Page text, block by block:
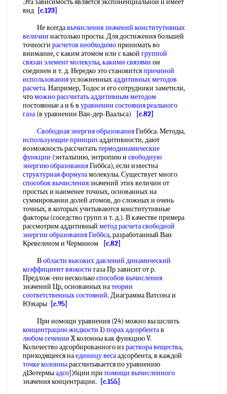
Эта зависимость является экспоненциальной и имеет
вид [c.123]
Не всегдавычисления значений конститутивных
величин настолько просты. Для достижения большей
точносги расчетов необходимопринимать во
внимание, с каким атомом или с какой группой
связан элемент молекулы,какими связями он
соединен и т. д. Нередко это становитсяпричиной
использованияусложненныхаддитивных методов
расчета. Например, Тодос и его сотрудники заметили,
чтоможно рассчитатьаддитивным методом
постоянные а и 6 в уравнении состояния реального
газа (в уравнении Ван-дер-Ваальса)
[c.82]
Свободная энергия образованияГиббса. Методы,
использующие принцип аддитивности, дают
возможность рассчитатьтермодинамические
функции (энтальпию, энтропию и свободную
энергию образованияГиббса), если известна
структурная формуламолекулы. Существует много
способов вычислениязначений этих величин от
простых и наименее точных, основанных на
суммировании долей атомов, до сложных и очень
точных, в которых учитываются конститутивные
факторы (соседство групп и т. д.). В качестве примера
рассмотрим аддитивный метод расчета свободной
энергии образования Гиббса, разработанный Ван
Кревеленом и Чермином
[c.82]
Вобласти высокихдавлений динамический
коэффициент вязкости газа Пр зависит от р.
Предлож-еио несколькоспособов вычисления
значений Цр, основанных натеории
соответственных состояний. Диаграмма Ватсона и
Юэхары [c.95]
При номощн уравнения (24) можно вы шслить
концентрацию жидкости 1) порах адсорбентав
любом сеченииX колонны как функцию V.
Количество адсорбированного из раствора вещества,
приходящееся наединицу весаадсорбента, в каждой
точке колоннырассчитывается по уравнению
д13отермыадсо])бции при помощи вычисленного
значения концентрации.
[c.155]